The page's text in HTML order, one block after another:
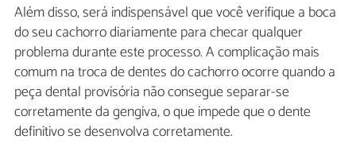
Além disso, será indispensável que você verifique a boca
do seu cachorro diariamente para checar qualquer
problema durante este processo. A complicação mais
comum na troca de dentes do cachorro ocorre quando a
peça dental provisória não consegue separar-se
corretamente da gengiva, o que impede que o dente
definitivo se desenvolva corretamente.